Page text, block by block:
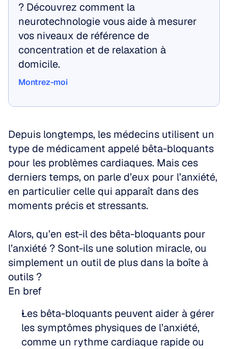
? Découvrez comment la
neurotechnologie vous aide à mesurer
vos niveaux de référence de
concentration et de relaxation à
domicile.
Montrez-moi
Depuis longtemps, les médecins utilisent un
type de médicament appelé bêta-bloquants
pour les problèmes cardiaques. Mais ces
derniers temps, on parle d’eux pour l’anxiété,
en particulier celle qui apparaît dans des
moments précis et stressants.
Alors, qu’en est-il des bêta-bloquants pour
l’anxiété ? Sont-ils une solution miracle, ou
simplement un outil de plus dans la boîte à
outils ?
En bref
Les bêta-bloquants peuvent aider à gérer
les symptômes physiques de l’anxiété,
comme un rythme cardiaque rapide ou